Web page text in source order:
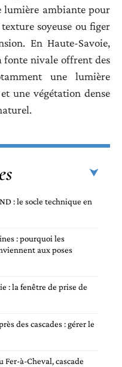
lumière ambiante pour
soyeuse ou figer
En Haute-Savoie,
fonte nivale offrent des
une lumière
une végétation dense
: le socle technique en
: pourquoi les
aux poses
: la fenêtre de prise de
des cascades : gérer le
Fer-à-Cheval, cascade